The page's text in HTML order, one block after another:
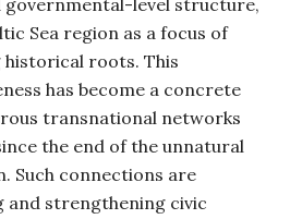
level structure,
Sea region as a focus of
roots. This
has become a concrete
transnational networks
the end of the unnatural
Such connections are
and strengthening civic